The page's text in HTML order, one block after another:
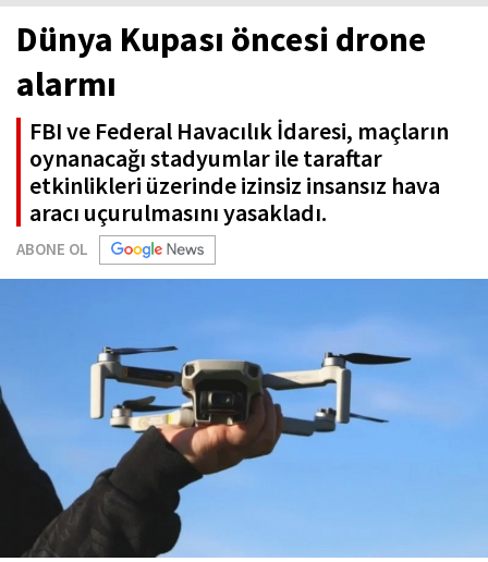
Dünya Kupası öncesi drone
alarmı
FBI ve Federal Havacılık İdaresi, maçların
oynanacağı stadyumlar ile taraftar
etkinlikleri üzerinde izinsiz insansız hava
aracı uçurulmasını yasakladı.
ABONE OL